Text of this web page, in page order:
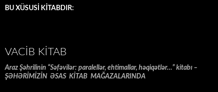
BU XÜSUSİ KİTABDIR:
VACIB KITAB
Araz Şəhrilinin “Səfəvilər: paralellər, ehtimallar, həqiqətlər…” kitabı –
ŞƏHƏRİMİZİN ƏSAS KİTAB MAĞAZALARINDA